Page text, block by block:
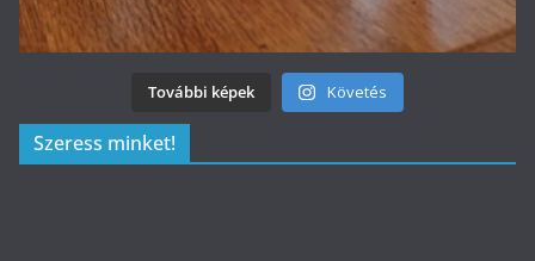
További képek Követés
Szeress minket!